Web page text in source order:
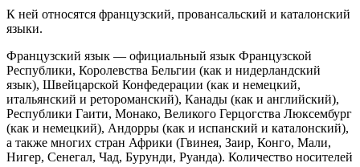
К ней относятся французский, провансальский и каталонский
языки.
Французский язык — официальный язык Французской
Республики, Королевства Бельгии (как и нидерландский
язык), Швейцарской Конфедерации (как и немецкий,
итальянский и ретороманский), Канады (как и английский),
Республики Гаити, Монако, Великого Герцогства Люксембург
(как и немецкий), Андорры (как и испанский и каталонский),
а также многих стран Африки (Гвинея, Заир, Конго, Мали,
Нигер, Сенегал, Чад, Бурунди, Руанда). Количество носителей